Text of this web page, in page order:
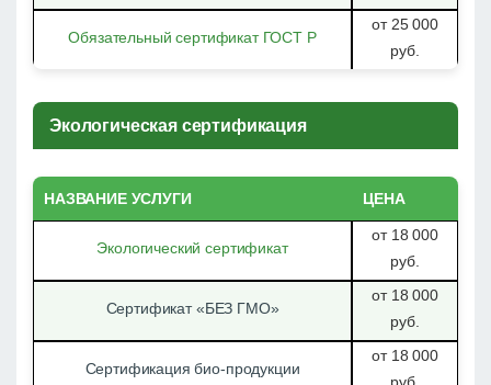
Обязательный сертификат ГОСТ Р
от 25 000
руб.
Экологическая сертификация
НАЗВАНИЕ УСЛУГИ ЦЕНА
Экологический сертификат
от 18 000
руб.
Сертификат «БЕЗ ГМО»
от 18 000
руб.
Сертификация био-продукции
от 18 000
руб.